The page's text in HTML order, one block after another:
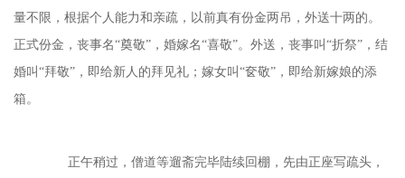
量不限，根据个人能力和亲疏，以前真有份金两吊，外送十两的。
正式份金，丧事名“奠敬”，婚嫁名“喜敬”。外送，丧事叫“折祭”，结
婚叫“拜敬”，即给新人的拜见礼；嫁女叫“奁敬”，即给新嫁娘的添
箱。
正午稍过，僧道等遛斋完毕陆续回棚，先由正座写疏头，